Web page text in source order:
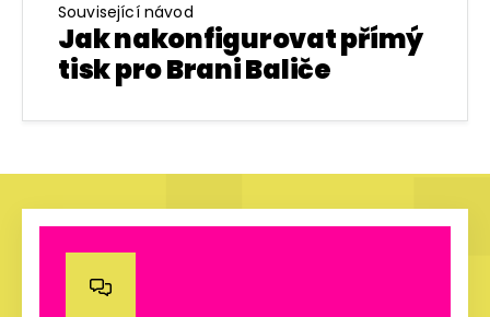
Související návod
Jak nakonfigurovat přímý
tisk pro Brani Baliče
